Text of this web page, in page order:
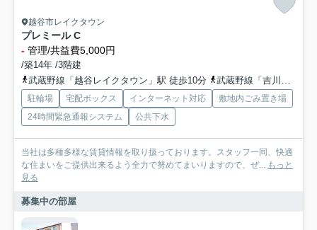
越谷市レイクタウン
プレミール C
- 管理/共益費5,000円
/築14年 /3階建
武蔵野線「越谷レイクタウン」駅 徒歩10分
武蔵野線「吉川」駅 徒歩25分
駐輪場 宅配ボックス インターネット対応
敷地内ごみ置き場
24時間緊急通報システム
公共下水
当社は多種多様な賃貸情報を取り扱っております。スタッフ一同、快適
な住まいをご提供出来るよう全力で努めてまいりますので、ぜ...
もっと
見る
募集中の部屋